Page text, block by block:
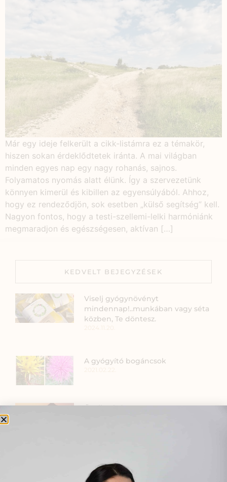
Már egy ideje felkerült a cikk-listámra ez a témakör,
hiszen sokan érdeklődtetek iránta. A mai világban
minden egyes nap egy nagy rohanás, sajnos.
Folyamatos nyomás alatt élünk. Így a szervezetünk
könnyen kimerül és kibillen az egyensúlyából. Ahhoz,
hogy ez rendeződjön, sok esetben „külső segítség” kell.
Nagyon fontos, hogy a testi-szellemi-lelki harmóniánk
megmaradjon és egészségesen, aktívan […]
KEDVELT BEJEGYZÉSEK
Viselj gyógynövényt
mindennap!..munkában vagy séta
közben, Te döntesz.
A gyógyító bogáncsok
Öt tibeti rítus
– tudományos gyógynövényes
támogatás a női egészséghez